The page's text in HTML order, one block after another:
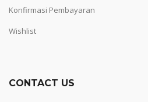
Konfirmasi Pembayaran
Wishlist
CONTACT US